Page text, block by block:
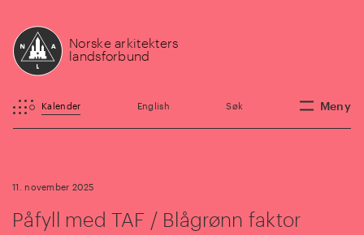
Norske arkitekters
landsforbund
Kalender English Søk Meny
11. november 2025
Påfyll med TAF / Blågrønn faktor